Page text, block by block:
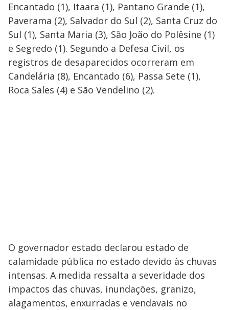
Encantado (1), Itaara (1), Pantano Grande (1),
Paverama (2), Salvador do Sul (2), Santa Cruz do
Sul (1), Santa Maria (3), São João do Polêsine (1)
e Segredo (1). Segundo a Defesa Civil, os
registros de desaparecidos ocorreram em
Candelária (8), Encantado (6), Passa Sete (1),
Roca Sales (4) e São Vendelino (2).
O governador estado declarou estado de
calamidade pública no estado devido às chuvas
intensas. A medida ressalta a severidade dos
impactos das chuvas, inundações, granizo,
alagamentos, enxurradas e vendavais no